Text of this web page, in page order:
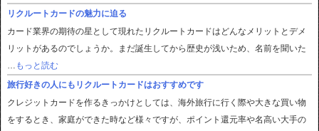
リクルートカードの魅力に迫る
カード業界の期待の星として現れたリクルートカードはどんなメリットとデメ
リットがあるのでしょうか。まだ誕生してから歴史が浅いため、名前を聞いた
もっと読む
旅行好きの人にもリクルートカードはおすすめです
クレジットカードを作るきっかけとしては、海外旅行に行く際や大きな買い物
をするとき、家庭ができた時など様々ですが、ポイント還元率や名高い大手の